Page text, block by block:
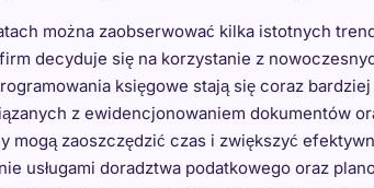
można zaobserwować kilka istotnych
decyduje się na korzystanie z
księgowe stają się coraz
z ewidencjonowaniem dokumentów
mogą zaoszczędzić czas i zwiększyć
usługami doradztwa podatkowego oraz